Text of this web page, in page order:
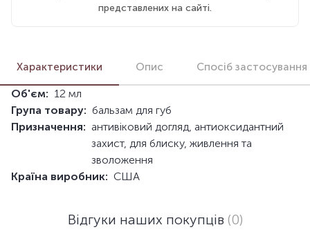
представлених на сайті.
Характеристики Опис Спосіб застосування
Об'єм: 12 мл
Група товару: бальзам для губ
Призначення: антивіковий догляд, антиоксидантний
захист, для блиску, живлення та
зволоження
Країна виробник: США
Відгуки наших покупців (0)